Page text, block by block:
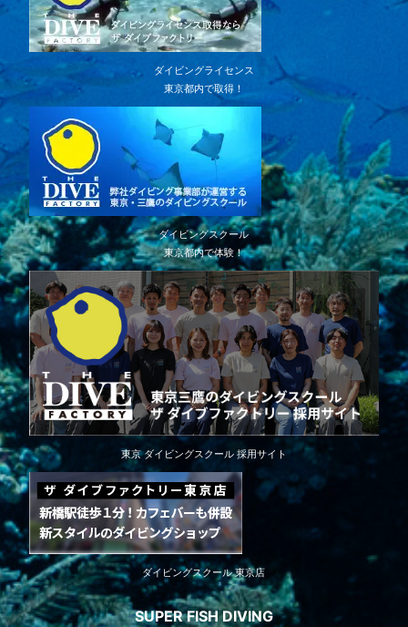
ダイビングライセンス
東京都内で取得！
ダイビングスクール
東京都内で体験！
東京 ダイビングスクール 採用サイト
ダイビングスクール 東京店
SUPER FISH DIVING